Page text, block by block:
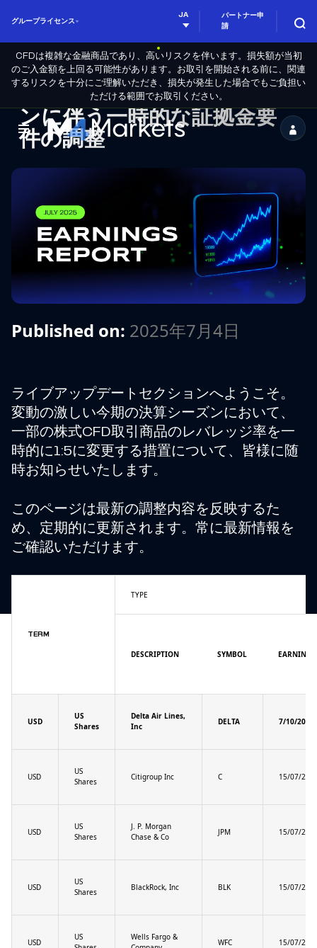
グループライセンス
JA
パートナー申
請
CFDは複雑な金融商品であり、高いリスクを伴います。損失額が当初
のご入金額を上回る可能性があります。お取引を開始される前に、関連
するリスクを十分にご理解いただき、損失が発生した場合でもご負担い
ただける範囲でお取引ください。
M4Markets
-
Trading
Regulated
Broker
2025年7月：決算シーズ
ンに伴う一時的な証拠金要
件の調整
Published on: 2025年7月4日
ライブアップデートセクションへようこそ。
変動の激しい今期の決算シーズンにおいて、
一部の株式CFD取引商品のレバレッジ率を一
時的に1:5に変更する措置について、皆様に随
時お知らせいたします。
このページは最新の調整内容を反映するた
め、定期的に更新されます。常に最新情報を
ご確認いただけます。
TERM
TYPE
DESCRIPTION SYMBOL EARNINGS
USD
US
Shares
Delta Air Lines,
Inc
DELTA 7/10/2025
USD
US
Shares
Citigroup Inc C 15/07/
USD
US
Shares
J. P. Morgan
Chase & Co
JPM 15/07/
USD
US
Shares
BlackRock, Inc BLK 15/07/
USD
US
Wells Fargo &
WFC 15/07/